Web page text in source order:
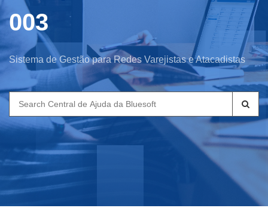
003
Sistema de Gestão para Redes Varejistas e Atacadistas
Search
for: